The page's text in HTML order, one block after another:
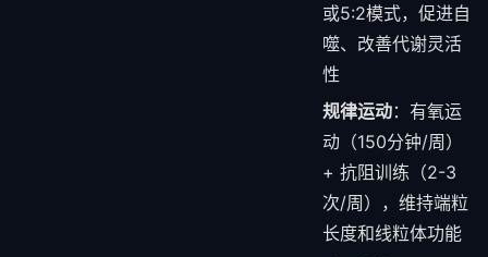
或5:2模式，促进自
噬、改善代谢灵活
性
规律运动：有氧运
动（150分钟/周）
+ 抗阻训练（2-3
次/周），维持端粒
长度和线粒体功能